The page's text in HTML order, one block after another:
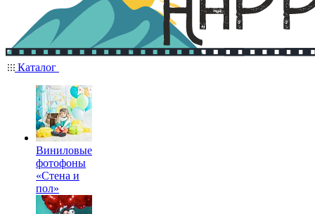
Каталог
Виниловые
фотофоны
«Стена и
пол»